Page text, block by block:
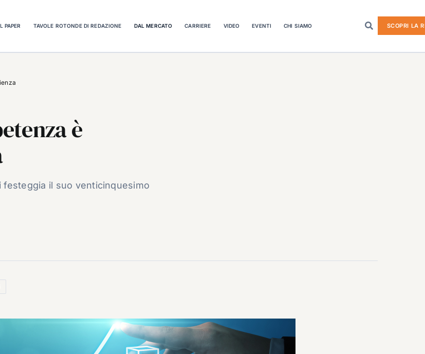
PAPER TAVOLE ROTONDE DI REDAZIONE DAL MERCATO CARRIERE VIDEO EVENTI CHI SIAMO SCOPRI LA
è
il suo venticinquesimo